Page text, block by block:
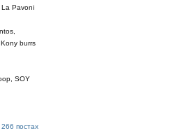
La Pavoni
burrs
SOY
постах